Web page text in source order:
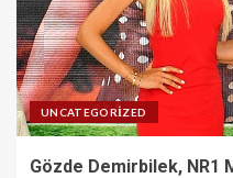
UNCATEGORIZED
Gözde Demirbilek, NR1